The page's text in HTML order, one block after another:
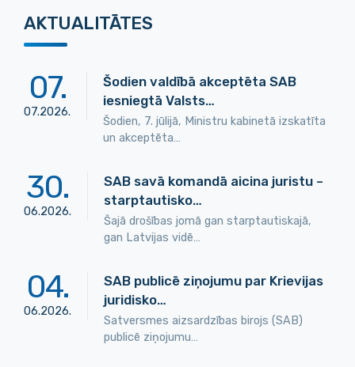
AKTUALITĀTES
07.
07.2026.
Šodien valdībā akceptēta SAB
iesniegtā Valsts…
Šodien, 7. jūlijā, Ministru kabinetā izskatīta
un akceptēta…
30.
06.2026.
SAB savā komandā aicina juristu –
starptautisko…
Šajā drošības jomā gan starptautiskajā,
gan Latvijas vidē…
04.
06.2026.
SAB publicē ziņojumu par Krievijas
juridisko…
Satversmes aizsardzības birojs (SAB)
publicē ziņojumu…